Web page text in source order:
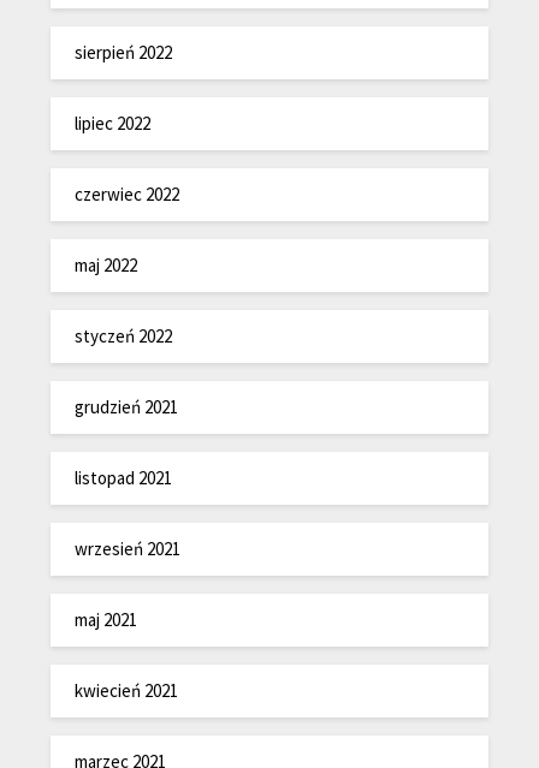
sierpień 2022
lipiec 2022
czerwiec 2022
maj 2022
styczeń 2022
grudzień 2021
listopad 2021
wrzesień 2021
maj 2021
kwiecień 2021
marzec 2021